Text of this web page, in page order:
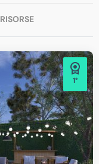
RISORSE
1°